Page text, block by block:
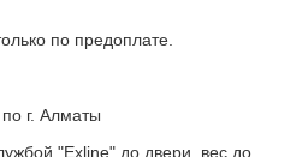
по предоплате.
г. Алматы
"Exline" до двери, вес до